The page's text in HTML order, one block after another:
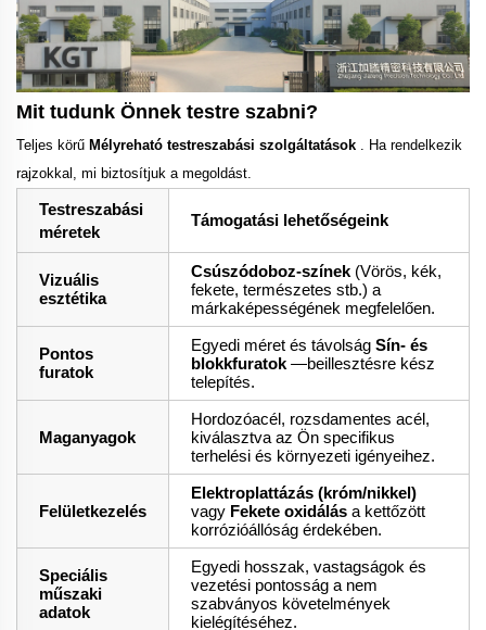
Mit tudunk Önnek testre szabni?
Teljes körű Mélyreható testreszabási szolgáltatások . Ha rendelkezik
rajzokkal, mi biztosítjuk a megoldást.
Testreszabási
méretek
Támogatási lehetőségeink
Vizuális
esztétika
Csúszódoboz-színek (Vörös, kék,
fekete, természetes stb.) a
márkaképességének megfelelően.
Pontos
furatok
Egyedi méret és távolság Sín- és
blokkfuratok —beillesztésre kész
telepítés.
Maganyagok
Hordozóacél, rozsdamentes acél,
kiválasztva az Ön specifikus
terhelési és környezeti igényeihez.
Felületkezelés
Elektroplattázás (króm/nikkel)
vagy Fekete oxidálás a kettőzött
korrózióállóság érdekében.
Speciális
műszaki
adatok
Egyedi hosszak, vastagságok és
vezetési pontosság a nem
szabványos követelmények
kielégítéséhez.